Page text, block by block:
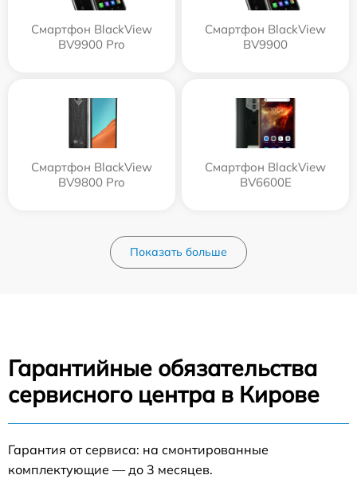
Смартфон BlackView
BV9900 Pro
Смартфон BlackView
BV9900
Смартфон BlackView
BV9800 Pro
Смартфон BlackView
BV6600E
Показать больше
Гарантийные обязательства
сервисного центра в Кирове
Гарантия от сервиса: на смонтированные
комплектующие — до 3 месяцев.